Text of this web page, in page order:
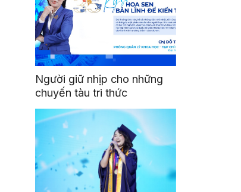
Người giữ nhịp cho những
chuyến tàu tri thức